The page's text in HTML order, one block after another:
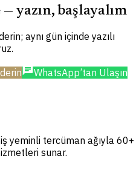
yazın, başlayalım
aynı gün içinde yazılı
chatWhatsApp’tan Ulaşın
yeminli tercüman ağıyla 60+
sunar.